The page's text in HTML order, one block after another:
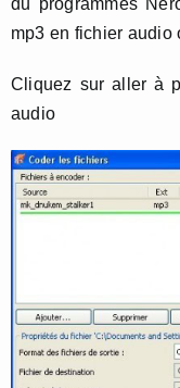
mp3 en fichier audio
Cliquez sur aller à
audio